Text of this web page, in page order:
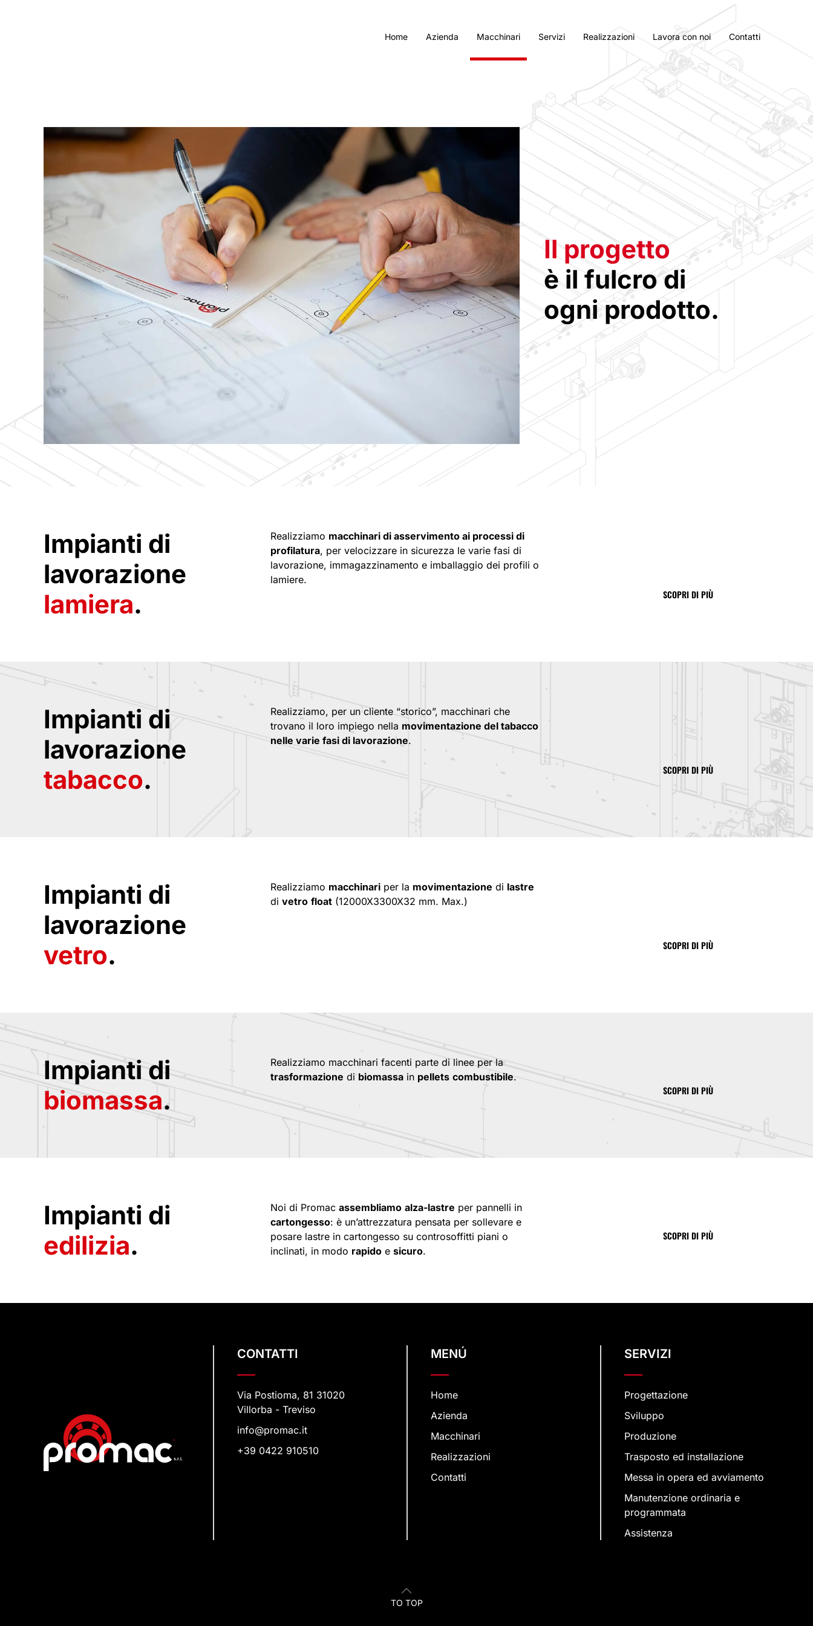
Home Azienda Macchinari Servizi Realizzazioni Lavora con noi Contatti
Il progetto
è il fulcro di
ogni prodotto.
Impianti di
lavorazione
lamiera.
Realizziamo macchinari di asservimento ai processi di
profilatura, per velocizzare in sicurezza le varie fasi di
lavorazione, immagazzinamento e imballaggio dei profili o
lamiere.
SCOPRI DI PIÙ
Impianti di
lavorazione
tabacco.
Realizziamo, per un cliente “storico”, macchinari che
trovano il loro impiego nella movimentazione del tabacco
nelle varie fasi di lavorazione.
SCOPRI DI PIÙ
Impianti di
lavorazione
vetro.
Realizziamo macchinari per la movimentazione di lastre
di vetro float (12000X3300X32 mm. Max.)
SCOPRI DI PIÙ
Impianti di
biomassa.
Realizziamo macchinari facenti parte di linee per la
trasformazione di biomassa in pellets combustibile.
SCOPRI DI PIÙ
Impianti di
edilizia.
Noi di Promac assembliamo alza-lastre per pannelli in
cartongesso: è un’attrezzatura pensata per sollevare e
posare lastre in cartongesso su controsoffitti piani o
inclinati, in modo rapido e sicuro.
SCOPRI DI PIÙ
CONTATTI
Via Postioma, 81 31020
Villorba - Treviso
info@promac.it
+39 0422 910510
MENÚ
Home
Azienda
Macchinari
Realizzazioni
Contatti
SERVIZI
Progettazione
Sviluppo
Produzione
Trasposto ed installazione
Messa in opera ed avviamento
Manutenzione ordinaria e
programmata
Assistenza
TO TOP